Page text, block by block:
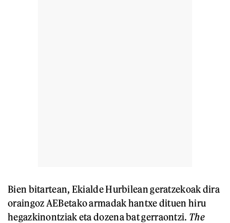
Bien bitartean, Ekialde Hurbilean geratzekoak dira
oraingoz AEBetako armadak hantxe dituen hiru
hegazkinontziak eta dozena bat gerraontzi. The